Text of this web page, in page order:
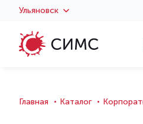
Ульяновск
Главная Каталог